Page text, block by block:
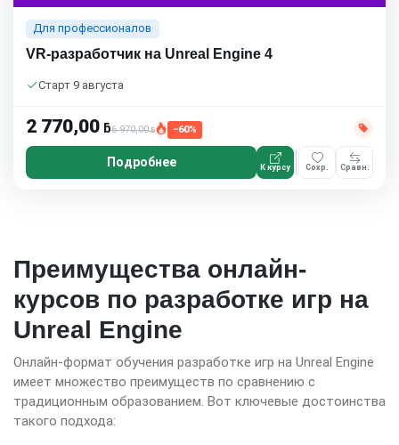
Для профессионалов
VR-разработчик на Unreal Engine 4
Старт 9 августа
2 770,00 ƃ6 970,00ƃ −60%
Подробнее К курсу Сохр. Сравн.
Преимущества онлайн-
курсов по разработке игр на
Unreal Engine
Онлайн-формат обучения разработке игр на Unreal Engine
имеет множество преимуществ по сравнению с
традиционным образованием. Вот ключевые достоинства
такого подхода: